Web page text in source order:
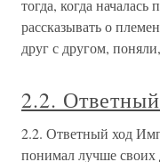
тогда, когда
рассказывать о
друг с другом,
2.2.
2.2. Ответный ход
понимал лучше